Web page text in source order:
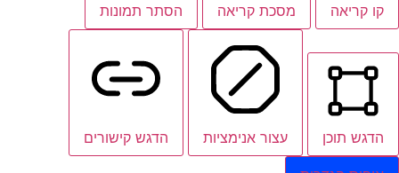
קו קריאה מסכת קריאה הסתר תמונות
הדגש תוכן עצור אנימציות הדגש קישורים